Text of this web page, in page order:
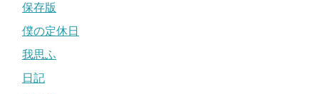
保存版
僕の定休日
我思ふ
日記